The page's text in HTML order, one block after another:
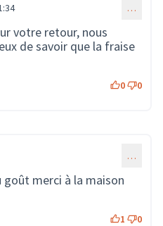
au commentaire 1741) …
votre retour, nous
de savoir que la fraise
0 0
…
merci à la maison
1 0